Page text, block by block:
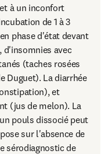
à un inconfort
de 1 à 3
phase d'état devant
d'insomnies avec
(taches rosées
Duguet). La diarrhée
et
(jus de melon). La
pouls dissocié peut
sur l'absence de
sérodiagnostic de